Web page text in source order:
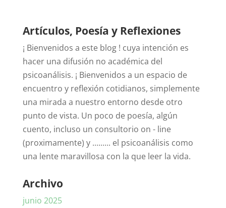
Artículos, Poesía y Reflexiones
¡ Bienvenidos a este blog ! cuya intención es
hacer una difusión no académica del
psicoanálisis. ¡ Bienvenidos a un espacio de
encuentro y reflexión cotidianos, simplemente
una mirada a nuestro entorno desde otro
punto de vista. Un poco de poesía, algún
cuento, incluso un consultorio on - line
(proximamente) y ......... el psicoanálisis como
una lente maravillosa con la que leer la vida.
Archivo
junio 2025